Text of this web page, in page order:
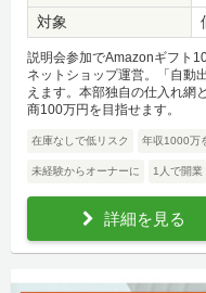
対象
説明会参加でAmazonギフト
ネットショップ運営。「自動
えます。本部独自の仕入れ網
商100万円を目指せます。
在庫なしで低リスク 年収1000万
未経験からオーナーに 1人で開業
詳細を見る